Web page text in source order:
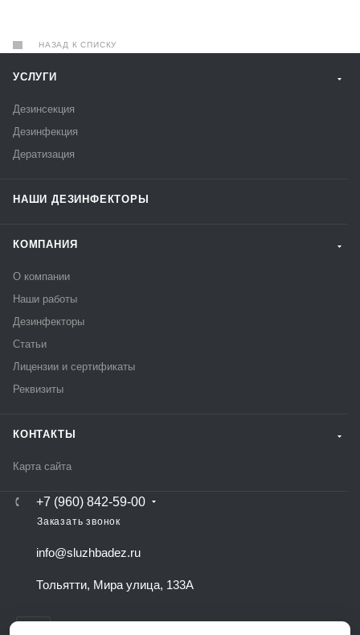
НАЗАД К СПИСКУ
УСЛУГИ
Дезинсекция
Дезинфекция
Дератизация
НАШИ ДЕЗИНФЕКТОРЫ
КОМПАНИЯ
О компании
Наши работы
Дезинфекторы
Статьи
Лицензии и сертификаты
Реквизиты
КОНТАКТЫ
Карта сайта
+7 (960) 842-59-00
Заказать звонок
info@sluzhbadez.ru
Тольятти, Мира улица, 133А